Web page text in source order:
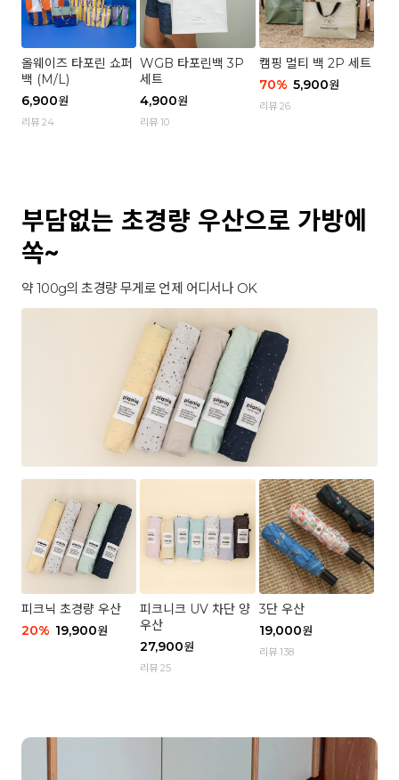
올웨이즈 타포린 쇼퍼
백 (M/L)
6,900원
리뷰 24
WGB 타포린백 3P
세트
4,900원
리뷰 10
캠핑 멀티 백 2P 세트
70% 5,900원
리뷰 26
부담없는 초경량 우산으로 가방에
쏙~
약 100g의 초경량 무게로 언제 어디서나 OK
피크닉 초경량 우산
20% 19,900원
피크니크 UV 차단 양
우산
27,900원
리뷰 25
3단 우산
19,000원
리뷰 138